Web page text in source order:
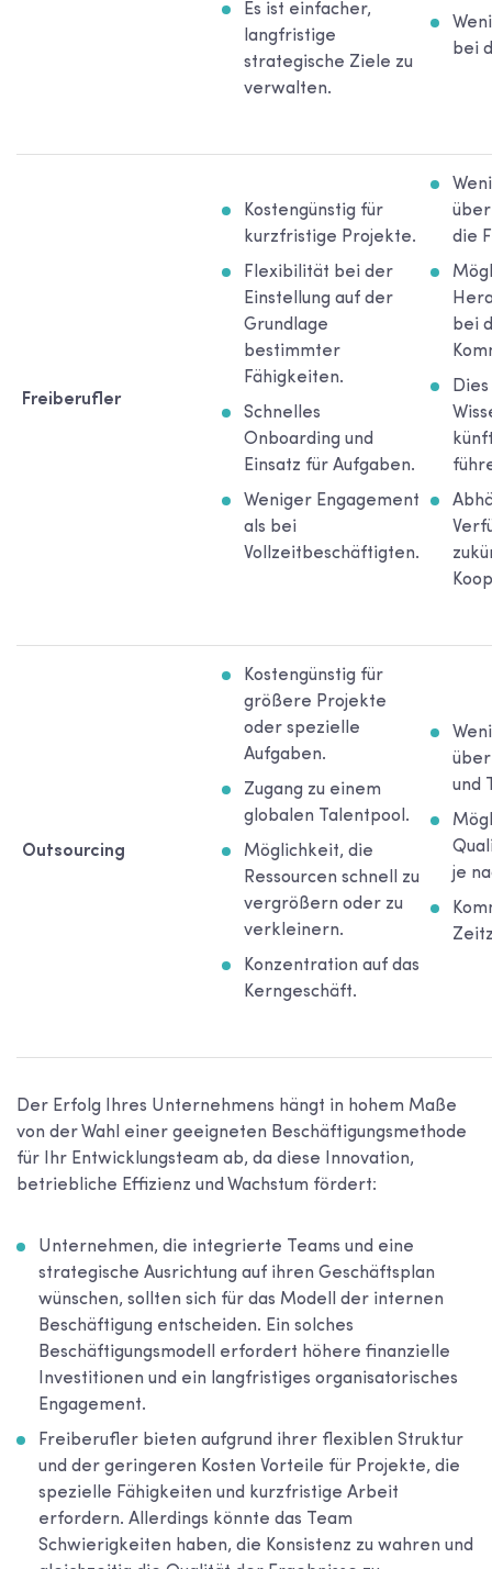
Es ist einfacher,
langfristige
strategische Ziele zu
verwalten.
bei
Freiberufler
Kostengünstig für
kurzfristige Projekte.
Flexibilität bei der
Einstellung auf der
Grundlage
bestimmter
Fähigkeiten.
Schnelles
Onboarding und
Einsatz für Aufgaben.
Weniger Engagement
als bei
Vollzeitbeschäftigten.
die
bei
Outsourcing
Kostengünstig für
größere Projekte
oder spezielle
Aufgaben.
Zugang zu einem
globalen Talentpool.
Möglichkeit, die
Ressourcen schnell zu
vergrößern oder zu
verkleinern.
Konzentration auf das
Kerngeschäft.
und
je
Der Erfolg Ihres Unternehmens hängt in hohem Maße
von der Wahl einer geeigneten Beschäftigungsmethode
für Ihr Entwicklungsteam ab, da diese Innovation,
betriebliche Effizienz und Wachstum fördert:
Unternehmen, die integrierte Teams und eine
strategische Ausrichtung auf ihren Geschäftsplan
wünschen, sollten sich für das Modell der internen
Beschäftigung entscheiden. Ein solches
Beschäftigungsmodell erfordert höhere finanzielle
Investitionen und ein langfristiges organisatorisches
Engagement.
Freiberufler bieten aufgrund ihrer flexiblen Struktur
und der geringeren Kosten Vorteile für Projekte, die
spezielle Fähigkeiten und kurzfristige Arbeit
erfordern. Allerdings könnte das Team
Schwierigkeiten haben, die Konsistenz zu wahren und